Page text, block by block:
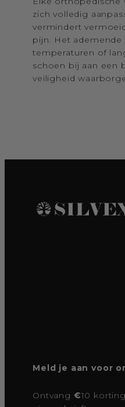
zich volledig
vermindert
pijn. Het
temperaturen of
schoen bij aan een
veiligheid
Meld je aan voor
Ontvang €10